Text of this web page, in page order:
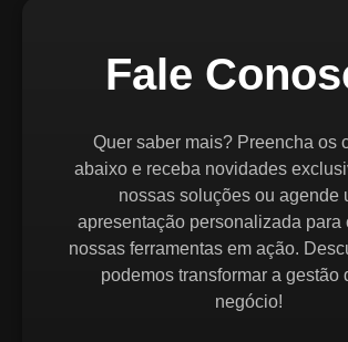
Fale
Quer saber mais? Preencha os
abaixo e receba novidades
nossas soluções ou agende
apresentação personalizada para
nossas ferramentas em ação.
podemos transformar a gestão
negócio!